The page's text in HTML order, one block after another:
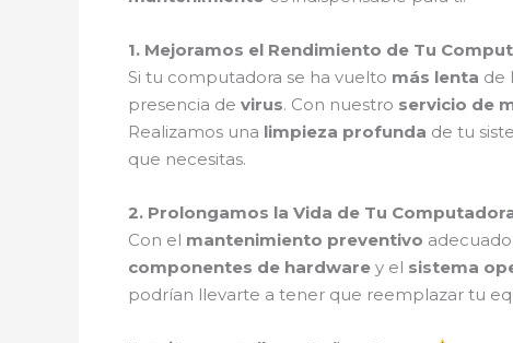
1. Mejoramos el Rendimiento de Tu
Si tu computadora se ha vuelto más lenta de
presencia de virus. Con nuestro servicio de
Realizamos una limpieza profunda de tu
que necesitas.
2. Prolongamos la Vida de Tu
Con el mantenimiento preventivo
componentes de hardware y el sistema
podrían llevarte a tener que reemplazar tu